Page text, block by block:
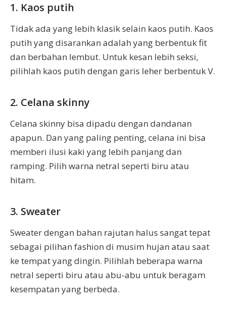
1. Kaos putih
Tidak ada yang lebih klasik selain kaos putih. Kaos
putih yang disarankan adalah yang berbentuk fit
dan berbahan lembut. Untuk kesan lebih seksi,
pilihlah kaos putih dengan garis leher berbentuk V.
2. Celana skinny
Celana skinny bisa dipadu dengan dandanan
apapun. Dan yang paling penting, celana ini bisa
memberi ilusi kaki yang lebih panjang dan
ramping. Pilih warna netral seperti biru atau
hitam.
3. Sweater
Sweater dengan bahan rajutan halus sangat tepat
sebagai pilihan fashion di musim hujan atau saat
ke tempat yang dingin. Pilihlah beberapa warna
netral seperti biru atau abu-abu untuk beragam
kesempatan yang berbeda.